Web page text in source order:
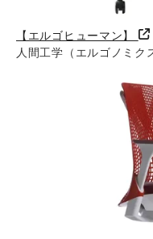
【エルゴヒューマン】
人間工学（エルゴノミク